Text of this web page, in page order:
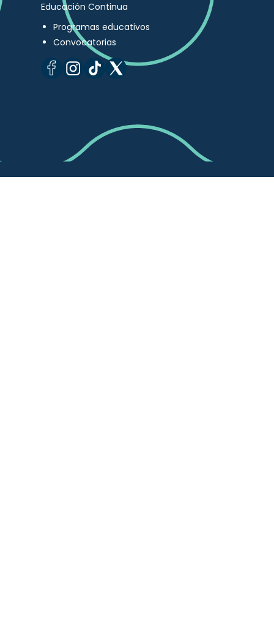
Educación Continua
Programas educativos
Convocatorias